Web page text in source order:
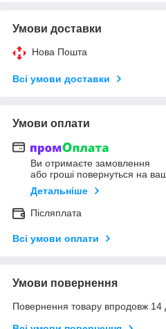
Умови доставки
Нова Пошта
Всі умови доставки
Умови оплати
Ви отримаєте замовлення
або гроші повернуться на
Детальніше
Післяплата
Всі умови оплати
Умови повернення
Повернення товару впродовж 14